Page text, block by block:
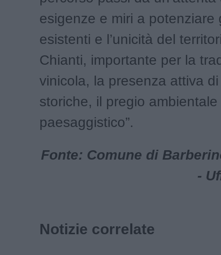
esigenze e miri a potenziare
esistenti e l’unicità del
Chianti, importante per la
vinicola, la presenza attiva
storiche, il pregio ambientale
paesaggistico”.
Fonte: Comune di
-
Notizie correlate